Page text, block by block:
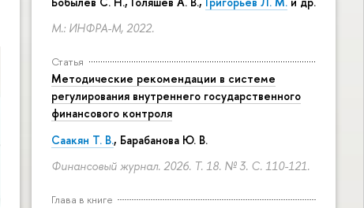
М.: ИНФРА-М, 2022.
Статья
Методические рекомендации в системе
регулирования внутреннего государственного
финансового контроля
Саакян Т. В., Барабанова Ю. В.
Финансовый журнал. 2026. Т. 18. № 3. С. 110-121.
Глава в книге